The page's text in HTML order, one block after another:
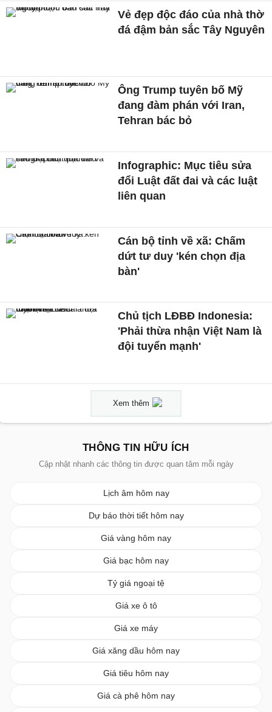
Vẻ đẹp độc đáo của nhà thờ
đá đậm bản sắc Tây Nguyên
Ông Trump tuyên bố Mỹ
đang đàm phán với Iran,
Tehran bác bỏ
Infographic: Mục tiêu sửa
đổi Luật đất đai và các luật
liên quan
Cán bộ tỉnh về xã: Chấm
dứt tư duy 'kén chọn địa
bàn'
Chủ tịch LĐBĐ Indonesia:
'Phải thừa nhận Việt Nam là
đội tuyển mạnh'
Xem thêm
THÔNG TIN HỮU ÍCH
Cập nhật nhanh các thông tin được quan tâm mỗi ngày
Lịch âm hôm nay
Dự báo thời tiết hôm nay
Giá vàng hôm nay
Giá bạc hôm nay
Tỷ giá ngoại tệ
Giá xe ô tô
Giá xe máy
Giá xăng dầu hôm nay
Giá tiêu hôm nay
Giá cà phê hôm nay